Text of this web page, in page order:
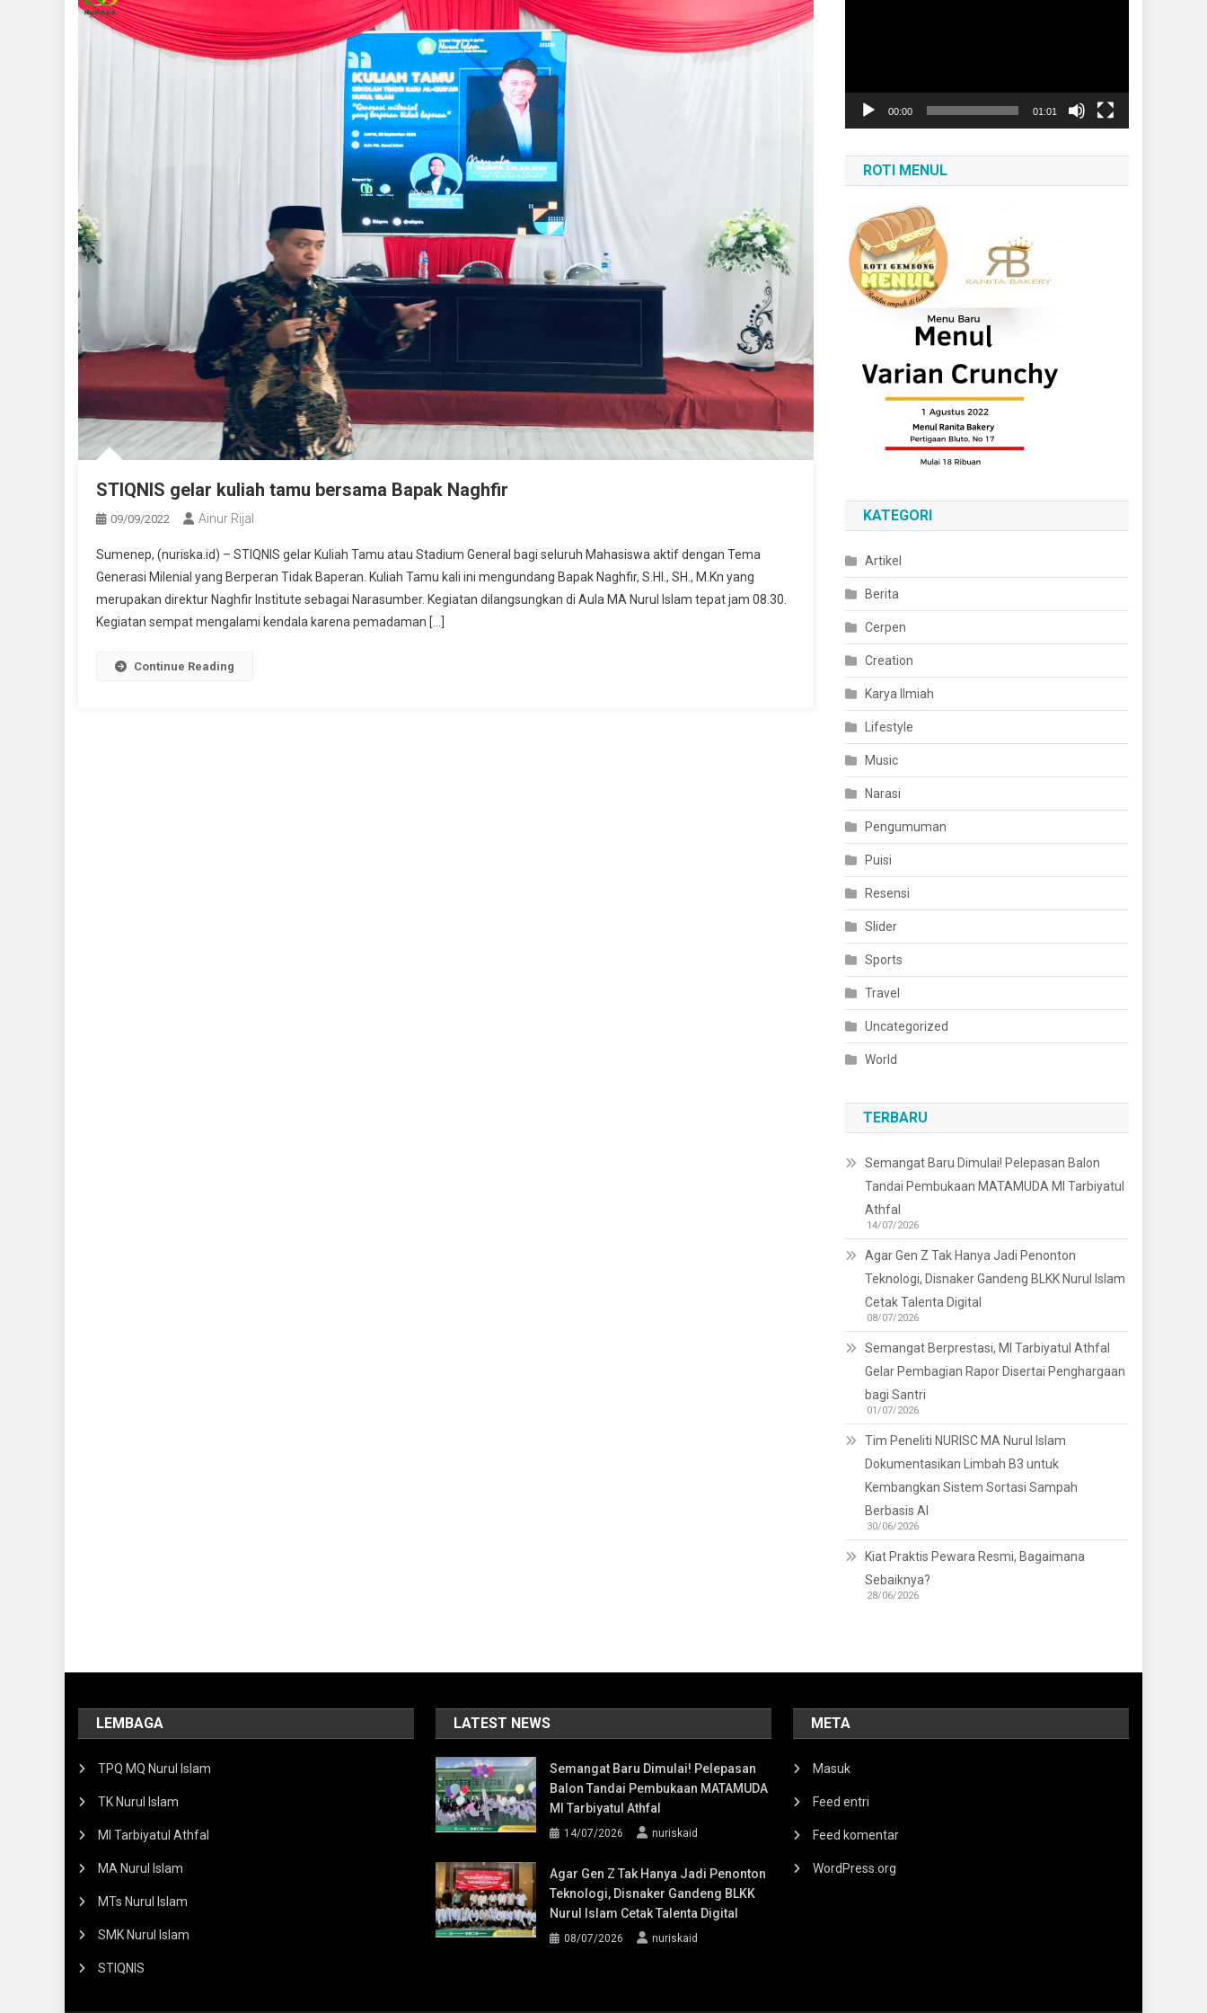
STIQNIS gelar kuliah tamu bersama Bapak Naghfir
09/09/2022 Ainur Rijal
Sumenep, (nuriska.id) – STIQNIS gelar Kuliah Tamu atau Stadium General bagi seluruh Mahasiswa aktif dengan Tema
Generasi Milenial yang Berperan Tidak Baperan. Kuliah Tamu kali ini mengundang Bapak Naghfir, S.HI., SH., M.Kn yang
merupakan direktur Naghfir Institute sebagai Narasumber. Kegiatan dilangsungkan di Aula MA Nurul Islam tepat jam 08.30.
Kegiatan sempat mengalami kendala karena pemadaman […]
Continue Reading
00:00 01:01
ROTI MENUL
KATEGORI
Artikel
Berita
Cerpen
Creation
Karya Ilmiah
Lifestyle
Music
Narasi
Pengumuman
Puisi
Resensi
Slider
Sports
Travel
Uncategorized
World
TERBARU
Semangat Baru Dimulai! Pelepasan Balon
Tandai Pembukaan MATAMUDA MI Tarbiyatul
Athfal
14/07/2026
Agar Gen Z Tak Hanya Jadi Penonton
Teknologi, Disnaker Gandeng BLKK Nurul Islam
Cetak Talenta Digital
08/07/2026
Semangat Berprestasi, MI Tarbiyatul Athfal
Gelar Pembagian Rapor Disertai Penghargaan
bagi Santri
01/07/2026
Tim Peneliti NURISC MA Nurul Islam
Dokumentasikan Limbah B3 untuk
Kembangkan Sistem Sortasi Sampah
Berbasis AI
30/06/2026
Kiat Praktis Pewara Resmi, Bagaimana
Sebaiknya?
28/06/2026
LEMBAGA
TPQ MQ Nurul Islam
TK Nurul Islam
MI Tarbiyatul Athfal
MA Nurul Islam
MTs Nurul Islam
SMK Nurul Islam
STIQNIS
LATEST NEWS
Semangat Baru Dimulai! Pelepasan
Balon Tandai Pembukaan MATAMUDA
MI Tarbiyatul Athfal
14/07/2026 nuriskaid
Agar Gen Z Tak Hanya Jadi Penonton
Teknologi, Disnaker Gandeng BLKK
Nurul Islam Cetak Talenta Digital
08/07/2026 nuriskaid
META
Masuk
Feed entri
Feed komentar
WordPress.org